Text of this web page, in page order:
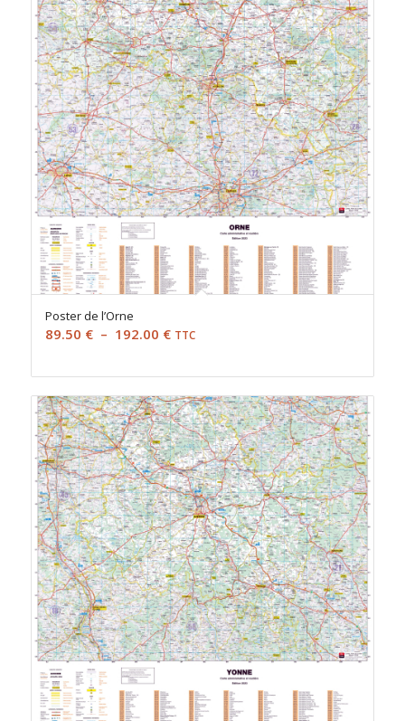
Poster de l’Orne
89.50 € – 192.00 €Plage
prix :
89.50 €
à
192.00 €
TTC